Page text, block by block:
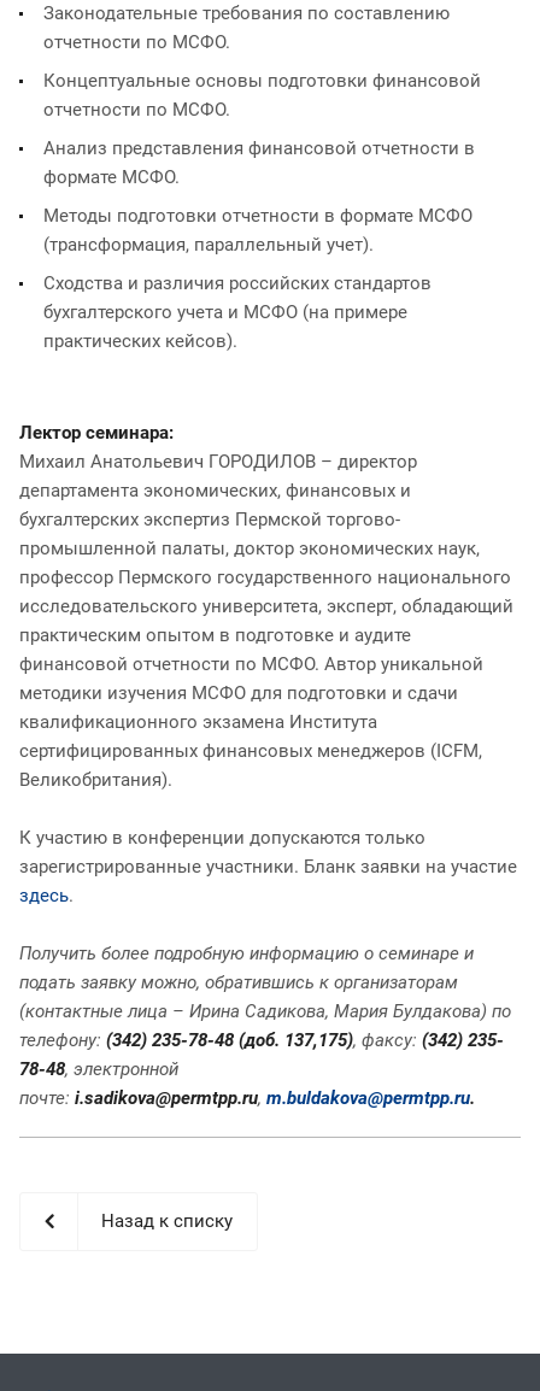
Законодательные требования по составлению
отчетности по МСФО.
Концептуальные основы подготовки финансовой
отчетности по МСФО.
Анализ представления финансовой отчетности в
формате МСФО.
Методы подготовки отчетности в формате МСФО
(трансформация, параллельный учет).
Сходства и различия российских стандартов
бухгалтерского учета и МСФО (на примере
практических кейсов).
Лектор семинара:
Михаил Анатольевич ГОРОДИЛОВ – директор
департамента экономических, финансовых и
бухгалтерских экспертиз Пермской торгово-
промышленной палаты, доктор экономических наук,
профессор Пермского государственного национального
исследовательского университета, эксперт, обладающий
практическим опытом в подготовке и аудите
финансовой отчетности по МСФО. Автор уникальной
методики изучения МСФО для подготовки и сдачи
квалификационного экзамена Института
сертифицированных финансовых менеджеров (ICFM,
Великобритания).
К участию в конференции допускаются только
зарегистрированные участники. Бланк заявки на участие
здесь.
Получить более подробную информацию о семинаре и
подать заявку можно, обратившись к организаторам
(контактные лица – Ирина Садикова, Мария Булдакова) по
телефону: (342) 235-78-48 (доб. 137,175), факсу: (342) 235-
78-48, электронной
почте: i.sadikova@permtpp.ru, m.buldakova@permtpp.ru.
Назад к списку